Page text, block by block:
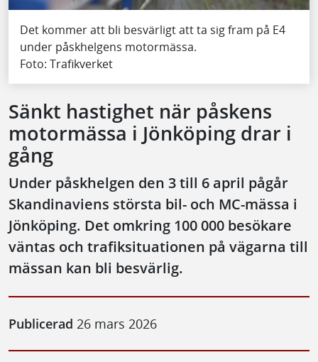
Det kommer att bli besvärligt att ta sig fram på E4
under påskhelgens motormässa.
Foto: Trafikverket
Sänkt hastighet när påskens
motormässa i Jönköping drar i
gång
Under påskhelgen den 3 till 6 april pågår
Skandinaviens största bil- och MC-mässa i
Jönköping. Det omkring 100 000 besökare
väntas och trafiksituationen på vägarna till
mässan kan bli besvärlig.
Publicerad 26 mars 2026